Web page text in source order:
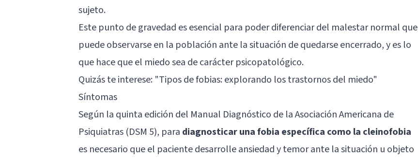
sujeto.
Este punto de gravedad es esencial para poder diferenciar del malestar normal que
puede observarse en la población ante la situación de quedarse encerrado, y es lo
que hace que el miedo sea de carácter psicopatológico.
Quizás te interese: "Tipos de fobias: explorando los trastornos del miedo"
Síntomas
Según la quinta edición del Manual Diagnóstico de la Asociación Americana de
Psiquiatras (DSM 5), para diagnosticar una fobia específica como la cleinofobia
es necesario que el paciente desarrolle ansiedad y temor ante la situación u objeto